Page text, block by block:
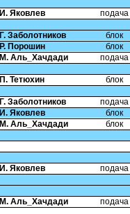
И. Яковлев подача
Г. Заболотников
блок
Р. Порошин
блок
М. Аль_Хачдади подача
П. Тетюхин блок
Г. Заболотников
подача
И. Яковлев
блок
М. Аль_Хачдади блок
И. Яковлев подача
М. Аль_Хачдади подача